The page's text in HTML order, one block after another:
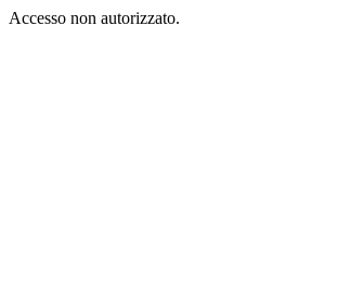
Accesso non autorizzato.